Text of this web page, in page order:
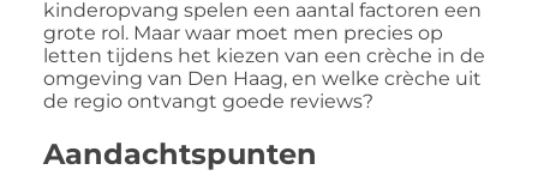
kinderopvang spelen een aantal factoren een
grote rol. Maar waar moet men precies op
letten tijdens het kiezen van een crèche in de
omgeving van Den Haag, en welke crèche uit
de regio ontvangt goede reviews?
Aandachtspunten